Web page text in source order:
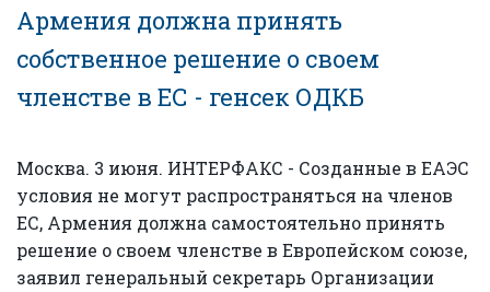
Армения должна принять
собственное решение о своем
членстве в ЕС - генсек ОДКБ
Москва. 3 июня. ИНТЕРФАКС - Созданные в ЕАЭС
условия не могут распространяться на членов
ЕС, Армения должна самостоятельно принять
решение о своем членстве в Европейском союзе,
заявил генеральный секретарь Организации